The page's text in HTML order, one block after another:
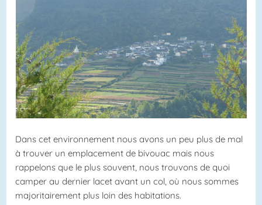
Dans cet environnement nous avons un peu plus de mal
à trouver un emplacement de bivouac mais nous
rappelons que le plus souvent, nous trouvons de quoi
camper au dernier lacet avant un col, où nous sommes
majoritairement plus loin des habitations.